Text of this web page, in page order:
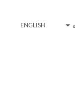
ENGLISH